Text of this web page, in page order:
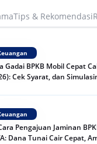
Tips & Rekomendasi
Gadai BPKB Mobil Cepat
Cek Syarat, dan
Pengajuan Jaminan
Dana Tunai Cair Cepat,